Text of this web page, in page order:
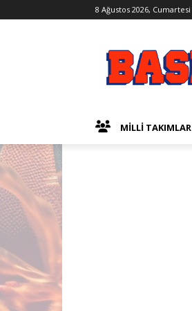
8 Ağustos 2026, Cumartesi
MİLLİ TAKIMLAR